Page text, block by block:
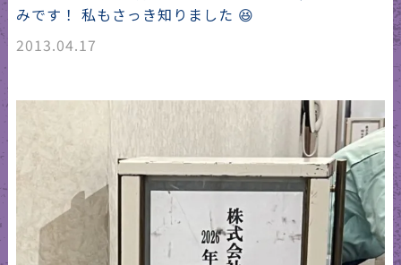
みです！ 私もさっき知りました 😆
2013.04.17